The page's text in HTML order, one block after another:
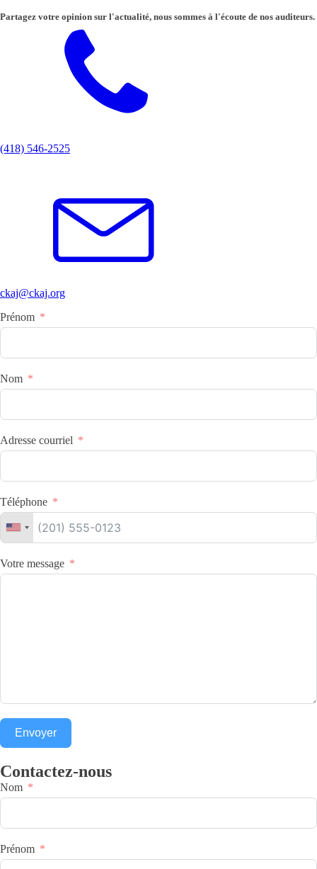
Partagez votre opinion sur l'actualité, nous sommes à l'écoute de nos auditeurs.
(418) 546-2525
ckaj@ckaj.org
Prénom
Nom
Adresse courriel
Téléphone
Votre message
Envoyer
Contactez-nous
Nom
Prénom